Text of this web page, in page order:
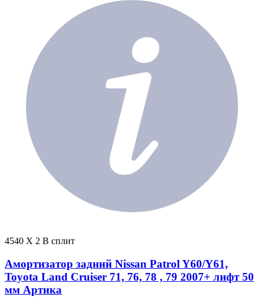
4540 X 2 В сплит
Амортизатор задний Nissan Patrol Y60/Y61,
Toyota Land Cruiser 71, 76, 78 , 79 2007+ лифт 50
мм Артика